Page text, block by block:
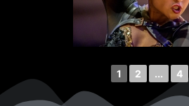
1 2 ... 4